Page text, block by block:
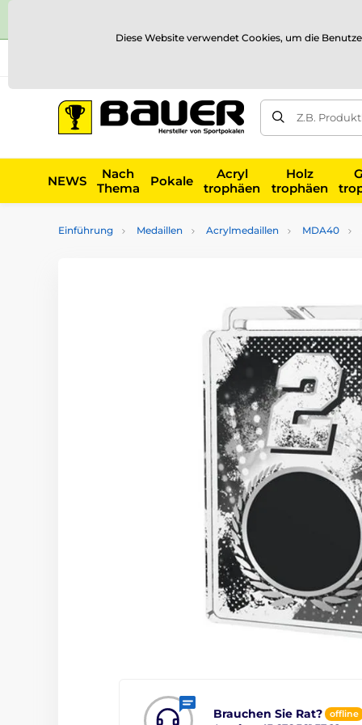
Z.B.
NEWS
Nach
Thema
Pokale
Acryl
trophäen
Holz
trophäen
Einführung Medaillen Acrylmedaillen MDA40
Brauchen Sie Rat? offline
Diese Website verwendet Cookies, um die